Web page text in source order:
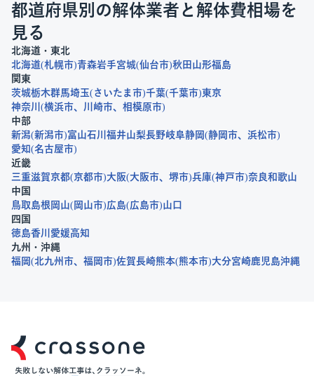
都道府県別の解体業者と解体費相場を
見る
北海道・東北
北海道 札幌市 青森岩手宮城 仙台市 秋田 山形福島
関東
茨城栃木群馬埼玉 さいたま市 千葉 千葉市 東京
神奈川
横浜市 川崎市
相模原市
中部
新潟 新潟市 富山石川 福井山梨長野岐阜静岡 静岡市
浜松市
愛知 名古屋市
近畿
三重滋賀京都 京都市 大阪 大阪市 堺市 兵庫 神戸市 奈良和歌山
中国
鳥取 島根 岡山 岡山市 広島 広島市 山口
四国
徳島香川 愛媛高知
九州・沖縄
福岡 北九州市 福岡市 佐賀長崎熊本 熊本市 大分宮崎鹿児島沖縄